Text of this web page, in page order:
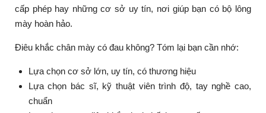
cấp phép hay những cơ sở uy tín, nơi giúp bạn có bộ lông
mày hoàn hảo.
Điêu khắc chân mày có đau không? Tóm lại bạn cần nhớ:
Lựa chọn cơ sở lớn, uy tín, có thương hiệu
Lựa chọn bác sĩ, kỹ thuật viên trình độ, tay nghề cao,
chuẩn